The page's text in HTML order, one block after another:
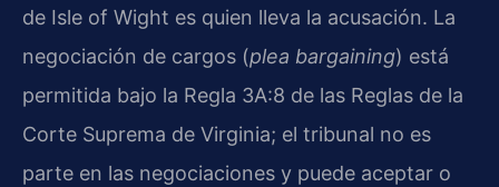
de Isle of Wight es quien lleva la acusación. La
negociación de cargos (plea bargaining) está
permitida bajo la Regla 3A:8 de las Reglas de la
Corte Suprema de Virginia; el tribunal no es
parte en las negociaciones y puede aceptar o